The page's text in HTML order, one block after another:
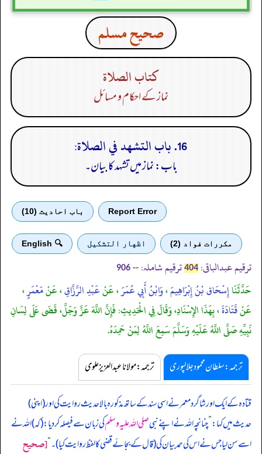
صحيح مسلم
كتاب الصلاة
نماز کے احکام و مسائل
16. باب التشهد في الصلاة:
باب: نماز میں تشہد کا بیان۔
Report Error باب احادیث (10)
مكررات فواد (2) اظهار التشكيل 🔍 English
ترقیم عبدالباقی: 404 ترقیم شاملہ: --
906
حَدَّثَنَاإِسْحَاق بْنُ إِبْرَاهِيمَ،وَابْنُ أَبِي عُمَرَ، عَنْعَبْدِ الرَّزَّاقِ، عَنْمَعْمَرٍ،
عَنْقَتَادَةَ، بِهَذَا الإِسْنَادِ، وَقَالَ فِي الْحَدِيثِ: فَإِنَّ اللَّهَ عَزَّ وَجَلَّ، قَضَى عَلَى لِسَانِ
نَبِيِّهِ صَلَّى اللَّهُ عَلَيْهِ وَسَلَّمَ سَمِعَ اللَّهُ لِمَنْ حَمِدَهُ.
ترجمہ:سلطان محمود جلالپوری ترجمہ:مولانا عبدالعزیز علوی
قتادہ کے ایک اور شاگرد معمر نے اسی سند کے ساتھ مذکورہ بالا حدیث روایت کی اور (اپنی)
حدیث میں کہا:”چنانچہ اللہ نے اپنے نبیصلی اللہ علیہ وسلمکی زبان سے فیصلہ کر دیا: (کہ) اللہ نے
اسے سن لیا جس نے اس کی حمد بیان کی (قال کے بجائے قضی کا لفظ روایت کیا)۔“[صحيح